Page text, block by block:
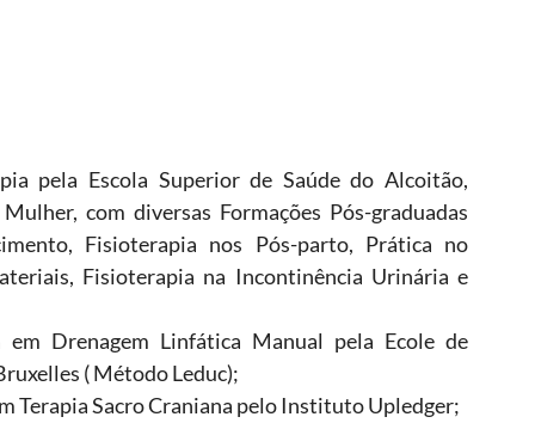
pela Escola Superior de Saúde do Alcoitão,
com diversas Formações Pós-graduadas
Fisioterapia nos Pós-parto, Prática no
Fisioterapia na Incontinência Urinária e
em Drenagem Linfática Manual pela Ecole de
( Método Leduc);
Terapia Sacro Craniana pelo Instituto Upledger;